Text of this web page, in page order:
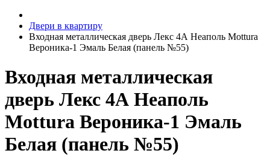
Двери в квартиру
Входная металлическая дверь Лекс 4А Неаполь Mottura
Вероника-1 Эмаль Белая (панель №55)
Входная металлическая
дверь Лекс 4А Неаполь
Mottura Вероника-1 Эмаль
Белая (панель №55)